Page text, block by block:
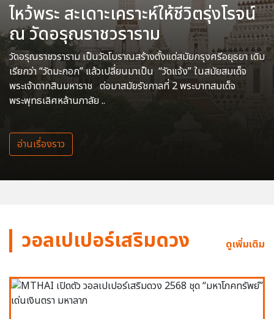
ไหว้พระ สะเดาะเคราะห์ให้ชีวิตรุ่งโรจน์
ณ วัดอรุณราชวราราม
วัดอรุณราชวราราม เป็นวัดโบราณสร้างตั้งแต่สมัยกรุงศรีอยุธยา เดิม
เรียกว่า “วัดมะกอก” แล้วเปลี่ยนมาเป็น “วัดแจ้ง” ในสมัยสมเด็จ
พระเจ้าตากสินมหาราช ต่อมาสมัยรัชกาลที่ 2 พระบาทสมเด็จ
พระพุทธเลิศหล้านภาลัย ..
อ่านเรื่องราว
วอลเปเปอร์เสริมดวง ดูเพิ่มเติม